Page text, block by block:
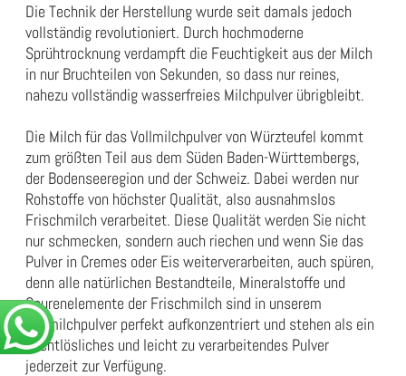
Die Technik der Herstellung wurde seit damals jedoch
vollständig revolutioniert. Durch hochmoderne
Sprühtrocknung verdampft die Feuchtigkeit aus der Milch
in nur Bruchteilen von Sekunden, so dass nur reines,
nahezu vollständig wasserfreies Milchpulver übrigbleibt.
Die Milch für das Vollmilchpulver von Würzteufel kommt
zum größten Teil aus dem Süden Baden-Württembergs,
der Bodenseeregion und der Schweiz. Dabei werden nur
Rohstoffe von höchster Qualität, also ausnahmslos
Frischmilch verarbeitet. Diese Qualität werden Sie nicht
nur schmecken, sondern auch riechen und wenn Sie das
Pulver in Cremes oder Eis weiterverarbeiten, auch spüren,
denn alle natürlichen Bestandteile, Mineralstoffe und
Spurenelemente der Frischmilch sind in unserem
Vollmilchpulver perfekt aufkonzentriert und stehen als ein
leichtlösliches und leicht zu verarbeitendes Pulver
jederzeit zur Verfügung.